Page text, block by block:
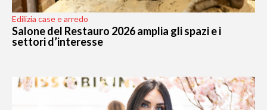
Edilizia case e arredo
Salone del Restauro 2026 amplia gli spazi e i
settori d’interesse